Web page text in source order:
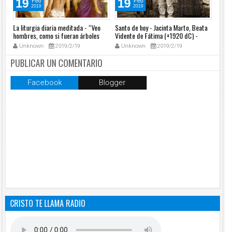
19 2019
La liturgia diaria meditada - “Veo
hombres, como si fueran árboles
que caminan” (Mc 8, 22-26) 20/02
Unknown 2019/2/19
19 2019
Santo de hoy - Jacinta Marto, Beata
Vidente de Fátima (+1920 dC) -
20/02
Unknown 2019/2/19
PUBLICAR UN COMENTARIO
Facebook Blogger
CRISTO TE LLAMA RADIO